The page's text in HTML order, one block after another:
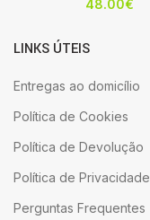
48.00€
LINKS ÚTEIS
Entregas ao domicílio
Política de Cookies
Política de Devolução
Política de Privacidade
Perguntas Frequentes